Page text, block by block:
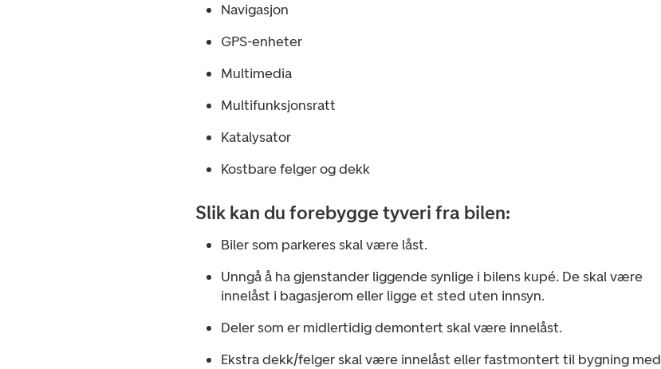
Navigasjon
GPS-enheter
Multimedia
Multifunksjonsratt
Katalysator
Kostbare felger og dekk
Slik kan du forebygge tyveri fra bilen:
Biler som parkeres skal være låst.
Unngå å ha gjenstander liggende synlige i bilens kupé. De skal være
innelåst i bagasjerom eller ligge et sted uten innsyn.
Deler som er midlertidig demontert skal være innelåst.
Ekstra dekk/felger skal være innelåst eller fastmontert til bygning med